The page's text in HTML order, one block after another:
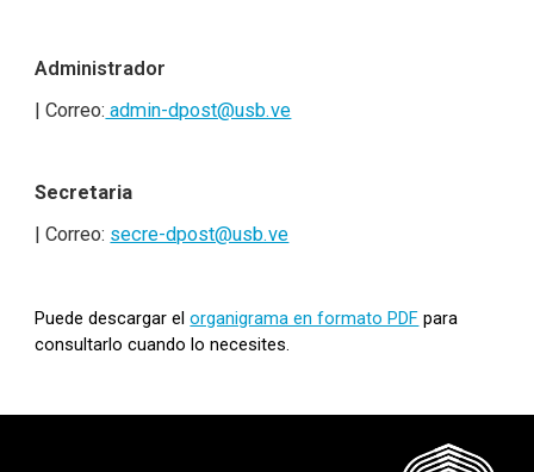
Administrador
| Correo: admin-dpost@usb.ve
Secretaria
| Correo: secre-dpost@usb.ve
Puededescargar elorganigrama en formato PDF para
consultarlo cuando lo necesites.